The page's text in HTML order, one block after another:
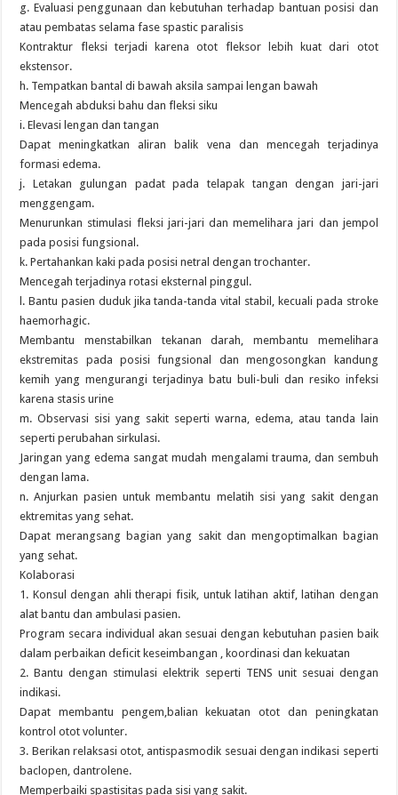
g. Evaluasi penggunaan dan kebutuhan terhadap bantuan posisi dan
atau pembatas selama fase spastic paralisis
Kontraktur fleksi terjadi karena otot fleksor lebih kuat dari otot
ekstensor.
h. Tempatkan bantal di bawah aksila sampai lengan bawah
Mencegah abduksi bahu dan fleksi siku
i. Elevasi lengan dan tangan
Dapat meningkatkan aliran balik vena dan mencegah terjadinya
formasi edema.
j. Letakan gulungan padat pada telapak tangan dengan jari-jari
menggengam.
Menurunkan stimulasi fleksi jari-jari dan memelihara jari dan jempol
pada posisi fungsional.
k. Pertahankan kaki pada posisi netral dengan trochanter.
Mencegah terjadinya rotasi eksternal pinggul.
l. Bantu pasien duduk jika tanda-tanda vital stabil, kecuali pada stroke
haemorhagic.
Membantu menstabilkan tekanan darah, membantu memelihara
ekstremitas pada posisi fungsional dan mengosongkan kandung
kemih yang mengurangi terjadinya batu buli-buli dan resiko infeksi
karena stasis urine
m. Observasi sisi yang sakit seperti warna, edema, atau tanda lain
seperti perubahan sirkulasi.
Jaringan yang edema sangat mudah mengalami trauma, dan sembuh
dengan lama.
n. Anjurkan pasien untuk membantu melatih sisi yang sakit dengan
ektremitas yang sehat.
Dapat merangsang bagian yang sakit dan mengoptimalkan bagian
yang sehat.
Kolaborasi
1. Konsul dengan ahli therapi fisik, untuk latihan aktif, latihan dengan
alat bantu dan ambulasi pasien.
Program secara individual akan sesuai dengan kebutuhan pasien baik
dalam perbaikan deficit keseimbangan , koordinasi dan kekuatan
2. Bantu dengan stimulasi elektrik seperti TENS unit sesuai dengan
indikasi.
Dapat membantu pengem,balian kekuatan otot dan peningkatan
kontrol otot volunter.
3. Berikan relaksasi otot, antispasmodik sesuai dengan indikasi seperti
baclopen, dantrolene.
Memperbaiki spastisitas pada sisi yang sakit.